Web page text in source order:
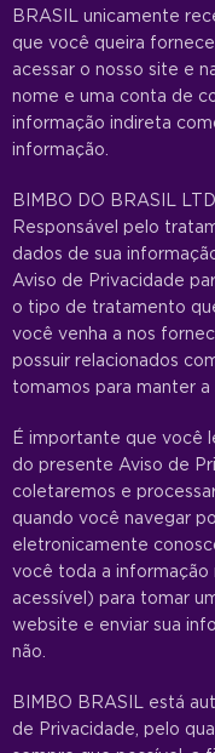
BRASIL unicamente
que você queira
acessar o nosso site e
nome e uma conta de
informação indireta
informação.
BIMBO DO BRASIL
Responsável pelo
dados de sua
Aviso de Privacidade
o tipo de tratamento
você venha a nos
possuir relacionados
tomamos para manter a
É importante que você
do presente Aviso de
coletaremos e
quando você navegar
eletronicamente
você toda a informação
acessível) para tomar
website e enviar sua
não.
BIMBO BRASIL está
de Privacidade, pelo